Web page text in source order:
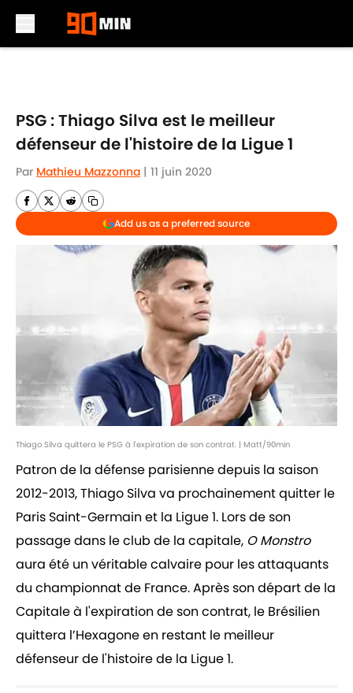
PSG : Thiago Silva est le meilleur
défenseur de l'histoire de la Ligue 1
Par Mathieu Mazzonna | 11 juin 2020
Add us as a preferred source
Thiago Silva quittera le PSG à l'expiration de son contrat. | Matt/90min
Patron de la défense parisienne depuis la saison
2012-2013, Thiago Silva va prochainement quitter le
Paris Saint-Germain et la Ligue 1. Lors de son
passage dans le club de la capitale, O Monstro
aura été un véritable calvaire pour les attaquants
du championnat de France. Après son départ de la
Capitale à l'expiration de son contrat, le Brésilien
quittera l’Hexagone en restant le meilleur
défenseur de l'histoire de la Ligue 1.